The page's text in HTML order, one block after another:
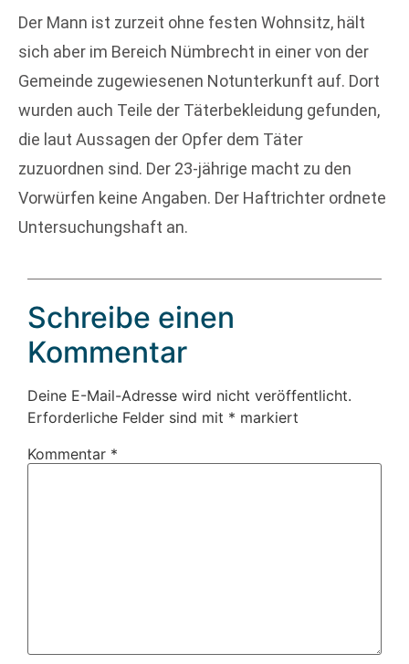
Der Mann ist zurzeit ohne festen Wohnsitz, hält
sich aber im Bereich Nümbrecht in einer von der
Gemeinde zugewiesenen Notunterkunft auf. Dort
wurden auch Teile der Täterbekleidung gefunden,
die laut Aussagen der Opfer dem Täter
zuzuordnen sind. Der 23-jährige macht zu den
Vorwürfen keine Angaben. Der Haftrichter ordnete
Untersuchungshaft an.
Schreibe einen
Kommentar
Deine E-Mail-Adresse wird nicht veröffentlicht.
Erforderliche Felder sind mit * markiert
Kommentar *